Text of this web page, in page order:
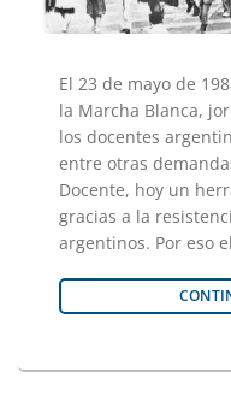
El 23 de mayo de
la Marcha Blanca,
los docentes
entre otras
Docente, hoy un
gracias a la
argentinos. Por eso